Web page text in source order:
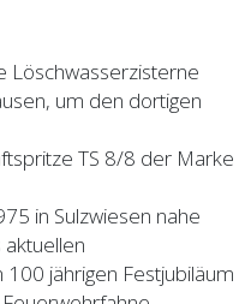
Löschwasserzisterne
um den dortigen
TS 8/8 der Marke
in Sulzwiesen nahe
jährigen Festjubiläum